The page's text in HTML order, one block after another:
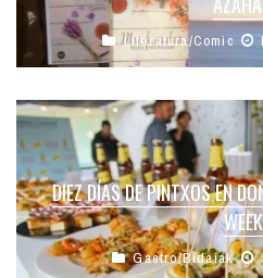
Literatura/Comic
DIEZ DÍAS DE PINTXOS EN
WEEK
Gastro/Bidaiak